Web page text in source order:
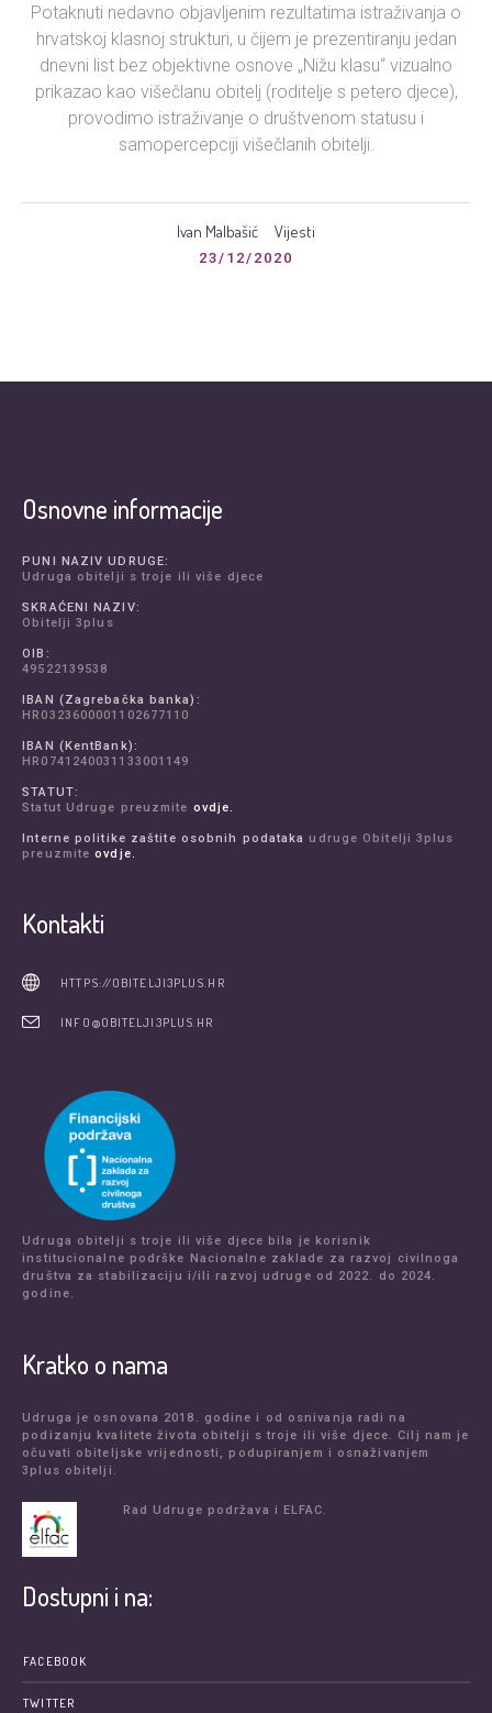
Potaknuti nedavno objavljenim rezultatima istraživanja o
hrvatskoj klasnoj strukturi, u čijem je prezentiranju jedan
dnevni list bez objektivne osnove „Nižu klasu“ vizualno
prikazao kao višečlanu obitelj (roditelje s petero djece),
provodimo istraživanje o društvenom statusu i
samopercepciji višečlanih obitelji.
Ivan Malbašić Vijesti
23/12/2020
Osnovne informacije
PUNI NAZIV UDRUGE:
Udruga obitelji s troje ili više djece
SKRAĆENI NAZIV:
Obitelji 3plus
OIB:
49522139538
IBAN (Zagrebačka banka):
HR0323600001102677110
IBAN (KentBank):
HR0741240031133001149
STATUT:
Statut Udruge preuzmite ovdje.
Interne politike zaštite osobnih podataka udruge Obitelji 3plus
preuzmiteovdje.
Kontakti
HTTPS://OBITELJI3PLUS.HR
INFO@OBITELJI3PLUS.HR
Udruga obitelji s troje ili više djece bila je korisnik
institucionalne podrške Nacionalne zaklade za razvoj civilnoga
društva za stabilizaciju i/ili razvoj udruge od 2022. do 2024.
godine.
Kratko o nama
Udruga je osnovana 2018. godine i od osnivanja radi na
podizanju kvalitete života obitelji s troje ili više djece. Cilj nam je
očuvati obiteljske vrijednosti, podupiranjem i osnaživanjem
3plus obitelji.
Rad Udruge podržava i ELFAC.
Dostupni i na:
FACEBOOK
TWITTER